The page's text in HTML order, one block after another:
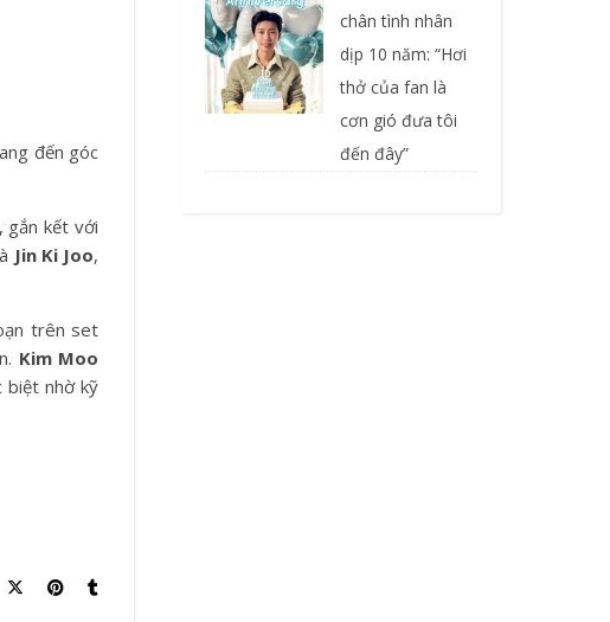
đến góc
kết với
Jin Ki Joo,
trên set
Kim Moo
biệt nhờ kỹ
chân tình nhân
dịp 10 năm: “Hơi
thở của fan là
cơn gió đưa tôi
đến đây”